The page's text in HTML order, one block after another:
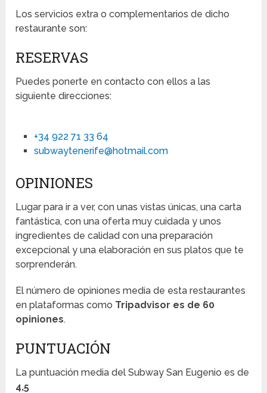
Los servicios extra o complementarios de dicho
restaurante son:
RESERVAS
Puedes ponerte en contacto con ellos a las
siguiente direcciones:
+34 922 71 33 64
subwaytenerife@hotmail.com
OPINIONES
Lugar para ir a ver, con unas vistas únicas, una carta
fantástica, con una oferta muy cuidada y unos
ingredientes de calidad con una preparación
excepcional y una elaboración en sus platos que te
sorprenderán.
El número de opiniones media de esta restaurantes
en plataformas como Tripadvisor es de 60
opiniones.
PUNTUACIÓN
La puntuación media del Subway San Eugenio es de
4,5